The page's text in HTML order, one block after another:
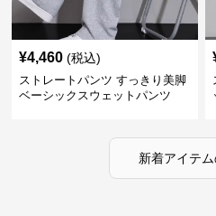
¥4,460 (税込)
ストレートパンツ すっきり美脚
ベーシックスウェットパンツ
新着アイテ